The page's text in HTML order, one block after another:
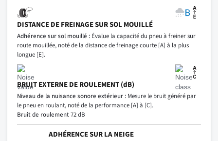
DISTANCE DE FREINAGE SUR SOL MOUILLÉ
Adhérence sur sol mouillé : Évalue la capacité du pneu à freiner sur
route mouillée, noté de la distance de freinage courte [A] à la plus
longue [E].
BRUIT EXTERNE DE ROULEMENT (dB)
Niveau de la nuisance sonore extérieur : Mesure le bruit généré par
le pneu en roulant, noté de la performance [A] à [C].
Bruit de roulement72 dB
ADHÉRENCE SUR LA NEIGE